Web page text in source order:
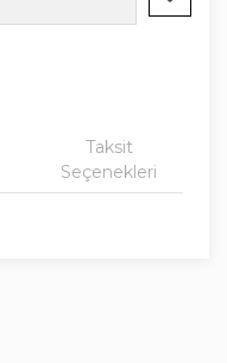
Taksit
Seçenekleri